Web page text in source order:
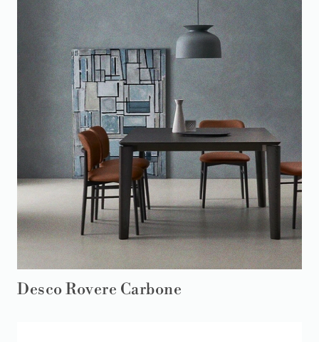
Desco Rovere Carbone